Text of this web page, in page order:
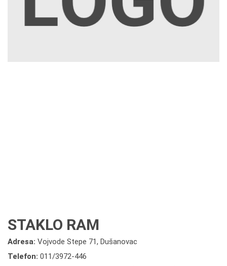
STAKLO RAM
Adresa: Vojvode Stepe 71, Dušanovac
Telefon: 011/3972-446